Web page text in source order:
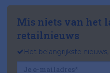
Mis niets van het
retailnieuws
Het belangrijkste